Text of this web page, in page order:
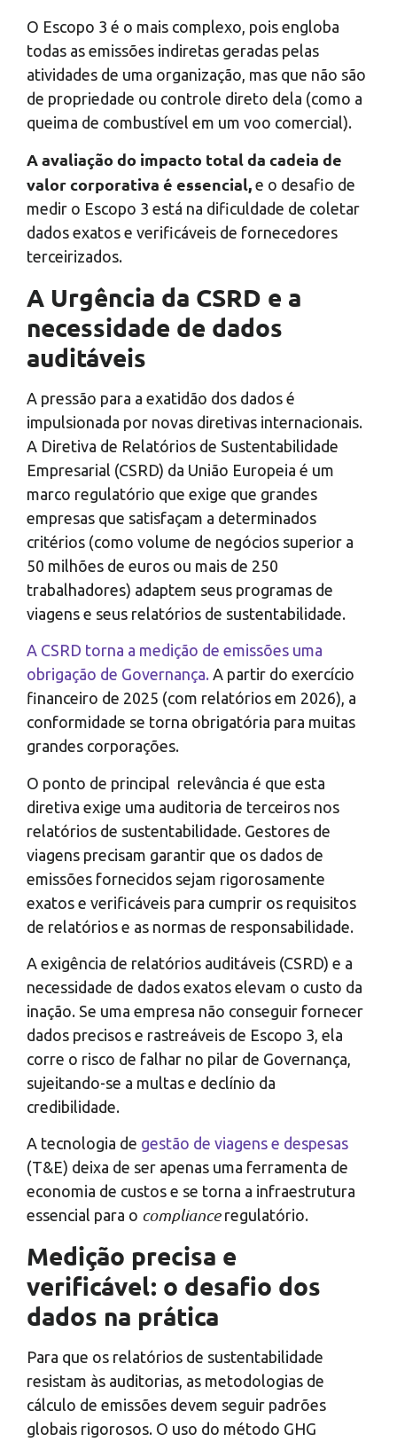
O Escopo 3 é o mais complexo, pois engloba
todas as emissões indiretas geradas pelas
atividades de uma organização, mas que não são
de propriedade ou controle direto dela (como a
queima de combustível em um voo comercial).
A avaliação do impacto total da cadeia de
valor corporativa é essencial, e o desafio de
medir o Escopo 3 está na dificuldade de coletar
dados exatos e verificáveis de fornecedores
terceirizados.
A Urgência da CSRD e a
necessidade de dados
auditáveis
A pressão para a exatidão dos dados é
impulsionada por novas diretivas internacionais.
A Diretiva de Relatórios de Sustentabilidade
Empresarial (CSRD) da União Europeia é um
marco regulatório que exige que grandes
empresas que satisfaçam a determinados
critérios (como volume de negócios superior a
50 milhões de euros ou mais de 250
trabalhadores) adaptem seus programas de
viagens e seus relatórios de sustentabilidade.
A CSRD torna a medição de emissões uma
obrigação de Governança. A partir do exercício
financeiro de 2025 (com relatórios em 2026), a
conformidade se torna obrigatória para muitas
grandes corporações.
O ponto de principal relevância é que esta
diretiva exige uma auditoria de terceiros nos
relatórios de sustentabilidade. Gestores de
viagens precisam garantir que os dados de
emissões fornecidos sejam rigorosamente
exatos e verificáveis para cumprir os requisitos
de relatórios e as normas de responsabilidade.
A exigência de relatórios auditáveis (CSRD) e a
necessidade de dados exatos elevam o custo da
inação. Se uma empresa não conseguir fornecer
dados precisos e rastreáveis de Escopo 3, ela
corre o risco de falhar no pilar de Governança,
sujeitando-se a multas e declínio da
credibilidade.
A tecnologia de gestão de viagens e despesas
(T&E) deixa de ser apenas uma ferramenta de
economia de custos e se torna a infraestrutura
essencial para o complianceregulatório.
Medição precisa e
verificável: o desafio dos
dados na prática
Para que os relatórios de sustentabilidade
resistam às auditorias, as metodologias de
cálculo de emissões devem seguir padrões
globais rigorosos. O uso do método GHG